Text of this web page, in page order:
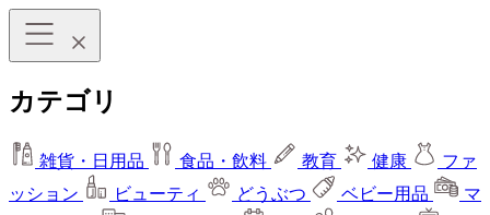
カテゴリ
雑貨・日用品 食品・飲料 教育 健康
ファ
ッション
ビューティ どうぶつ ベビー用品
マ